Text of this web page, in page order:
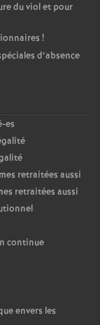
du viol et pour
!
d’absence
es
retraitées aussi
retraitées aussi
continue
envers les